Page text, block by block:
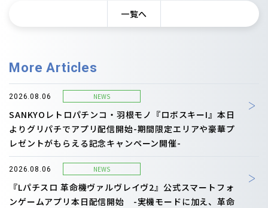
一覧へ
More Articles
2026.08.06 NEWS
SANKYOレトロパチンコ・羽根モノ『ロボスキーI』本日
よりグリパチでアプリ配信開始-期間限定エリアや豪華プ
レゼントがもらえる記念キャンペーン開催-
2026.08.06 NEWS
『Lパチスロ 革命機ヴァルヴレイヴ2』公式スマートフォ
ンゲームアプリ本日配信開始 -実機モードに加え、革命